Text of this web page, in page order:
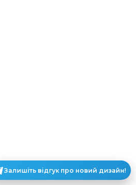
Залишіть відгук про новий дизайн!